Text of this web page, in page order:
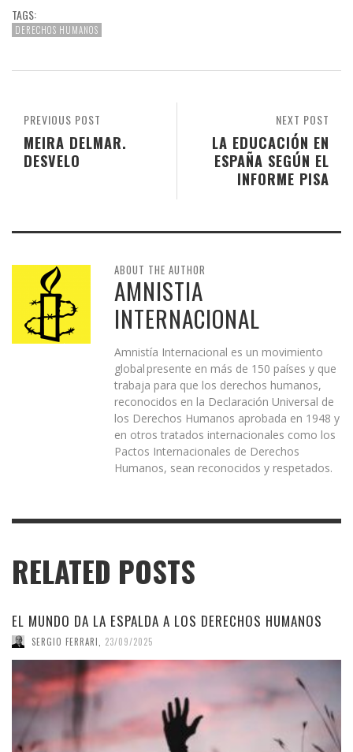
TAGS:
DERECHOS HUMANOS
NEXT POST
LA EDUCACIÓN EN
ESPAÑA SEGÚN EL
INFORME PISA
PREVIOUS POST
MEIRA DELMAR.
DESVELO
ABOUT THE AUTHOR
AMNISTIA
INTERNACIONAL
Amnistía Internacional es un movimiento
global presente en más de 150 países y que
trabaja para que los derechos humanos,
reconocidos en la Declaración Universal de
los Derechos Humanos aprobada en 1948 y
en otros tratados internacionales como los
Pactos Internacionales de Derechos
Humanos, sean reconocidos y respetados.
RELATED POSTS
EL MUNDO DA LA ESPALDA A LOS DERECHOS HUMANOS
SERGIO FERRARI 23/09/2025